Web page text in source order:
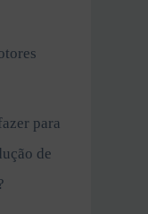
para
de